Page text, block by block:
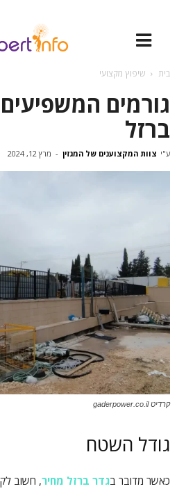
בית שיפוץ מקצועי
גורמים
ברזל
ע"י צוות המקצוענים של המגזין - מרץ 12, 2024
קרדיט gaderpower.co.il
גודל השטח
כאשר מדובר בגדר ברזל מחיר, חשוב